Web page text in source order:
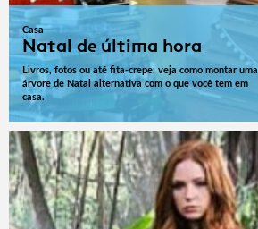
Casa
Natal de última hora
Livros, fotos ou até fita-crepe: veja como montar uma
árvore de Natal alternativa com o que você tem em
casa.